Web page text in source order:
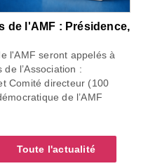
de l'AMF : Présidence,
l'AMF seront appelés à
l’Association :
Comité directeur (100
de l’AMF
Toute l'actualité